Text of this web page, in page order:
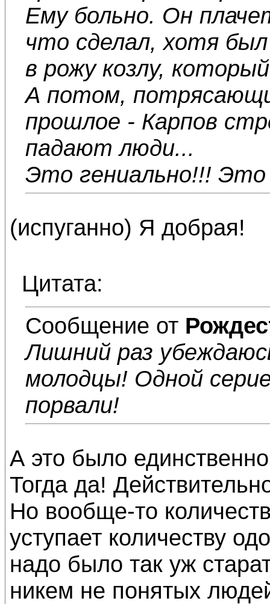
Ему больно. Он
что сделал, хотя был
в рожу козлу,
А потом,
прошлое - Карпов
падают люди...
Это гениально!!! Это
(испуганно) Я добрая!
Цитата:
Сообщение от
Лишний раз
молодцы! Одной
порвали!
А это было
Тогда да!
Но вообще-то
уступает количеству
надо было так уж
никем не понятых